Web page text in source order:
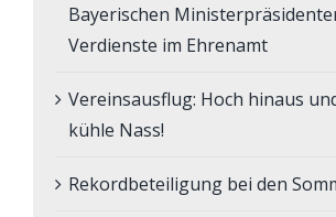
Bayerischen
Verdienste im Ehrenamt
Vereinsausflug: Hoch hinaus
kühle Nass!
Rekordbeteiligung bei den